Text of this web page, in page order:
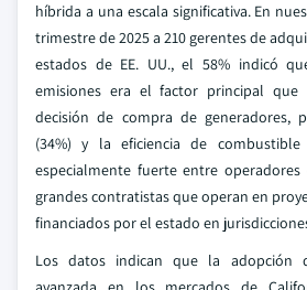
híbrida a una escala significativa. En
trimestre de 2025 a 210 gerentes de
estados de EE. UU., el 58% indicó
emisiones era el factor principal que
decisión de compra de generadores,
(34%) y la eficiencia de
especialmente fuerte entre
grandes contratistas que operan en
financiados por el estado en
Los datos indican que la adopción